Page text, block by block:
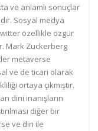
ve anlamlı sonuçlar
Sosyal medya
özellikle özgür
Mark Zuckerberg
metaverse
ve de ticari olarak
ortaya çıkmıştır.
dini inanışların
diğer bir
ve din ile